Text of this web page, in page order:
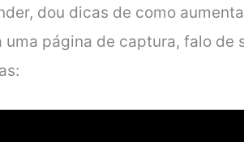
dou dicas de como
página de captura, falo de